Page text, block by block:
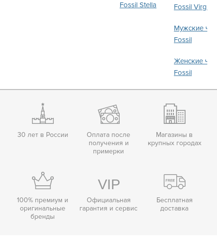
Fossil Stella Fossil Virginia
Мужские
Fossil
Женские
Fossil
30 лет в России
Оплата после
получения и
примерки
Магазины в
крупных городах
100% премиум и
оригинальные
бренды
Официальная
гарантия и сервис
Бесплатная
доставка